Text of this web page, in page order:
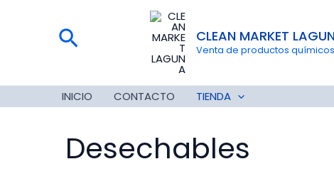
Buscar CLEAN MARKET
Venta de productos
INICIO CONTACTO TIENDA
Desechables